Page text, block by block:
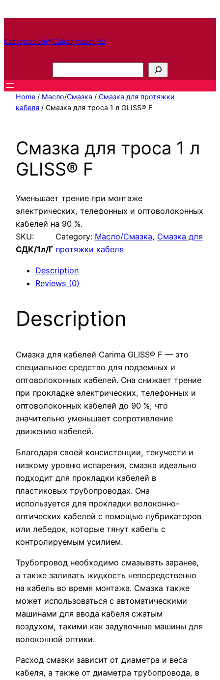
Cableproduct@cableproduct.ru
о
и
с
Home / Масло/Смазка / Смазка для протяжки
кабеля / Смазка для троса 1 л GLISS® F
Смазка для троса 1 л
GLISS® F
Уменьшает трение при монтаже
электрических, телефонных и оптоволоконных
кабелей на 90 %.
SKU:
СДК/1л/Г
Category: Масло/Смазка, Смазка для
протяжки кабеля
Description
Reviews (0)
Description
Смазка для кабелей Carima GLISS® F — это
специальное средство для подземных и
оптоволоконных кабелей. Она снижает трение
при прокладке электрических, телефонных и
оптоволоконных кабелей до 90 %, что
значительно уменьшает сопротивление
движению кабелей.
Благодаря своей консистенции, текучести и
низкому уровню испарения, смазка идеально
подходит для прокладки кабелей в
пластиковых трубопроводах. Она
используется для прокладки волоконно-
оптических кабелей с помощью лубрикаторов
или лебедок, которые тянут кабель с
контролируемым усилием.
Трубопровод необходимо смазывать заранее,
а также заливать жидкость непосредственно
на кабель во время монтажа. Смазка также
может использоваться с автоматическими
машинами для ввода кабеля сжатым
воздухом, такими как задувочные машины для
волоконной оптики.
Расход смазки зависит от диаметра и веса
кабеля, а также от диаметра трубопровода, в